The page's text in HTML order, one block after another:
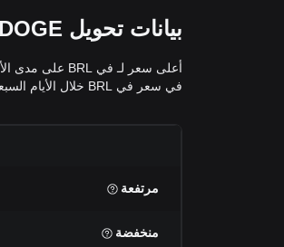
بيانات تحويل DOGE إلى BRL: التقلبات وتغيرات الأسعار لـ في BRL
في سعر في BRL خلال الأيام السبعة الماضية إلى تقلب بنسبة %. يُمكنك عرض بيانات التقلب الإضافية وأسعار DOGE إلى BRL خلال الـ 24 ساعة الماضية و30 يومًا و90 يومًا في الجدول أعلاه.
مرتفعة
منخفضة